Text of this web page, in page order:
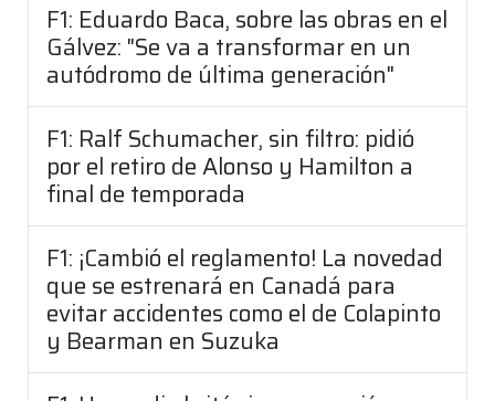
F1: Eduardo Baca, sobre las obras en el
Gálvez: "Se va a transformar en un
autódromo de última generación"
F1: Ralf Schumacher, sin filtro: pidió
por el retiro de Alonso y Hamilton a
final de temporada
F1: ¡Cambió el reglamento! La novedad
que se estrenará en Canadá para
evitar accidentes como el de Colapinto
y Bearman en Suzuka